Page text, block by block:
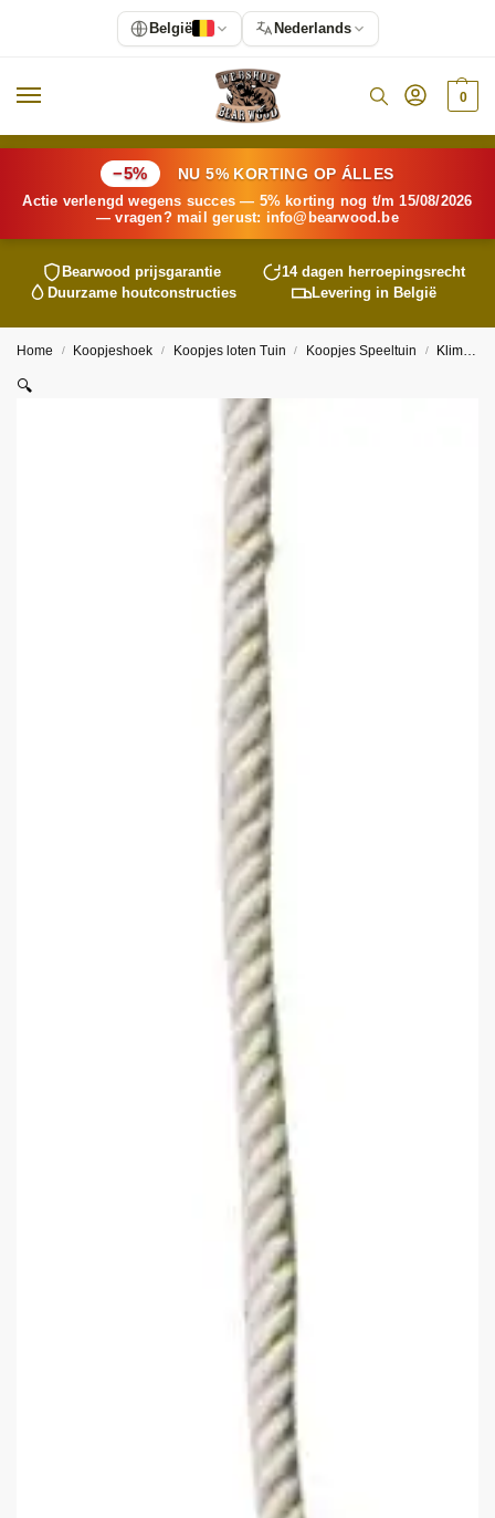
0
−5% NU 5% KORTING OP ÁLLES
Actie verlengd wegens succes — 5% korting nog t/m 15/08/2026
— vragen? mail gerust: info@ bearwood.be
Bearwood prijsgarantie
14 dagen herroepingsrecht
Duurzame houtconstructies
Levering in België
Home / Koopjeshoek / Koopjes loten Tuin / Koopjes Speeltuin / Klimtouw – Laatste stuks
🔍
België Nederlands